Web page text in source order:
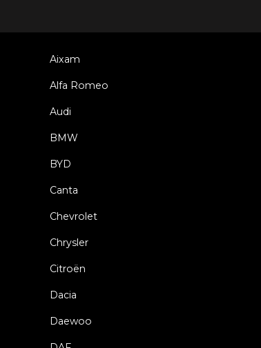
Aixam
Alfa Romeo
Audi
BMW
BYD
Canta
Chevrolet
Chrysler
Citroën
Dacia
Daewoo